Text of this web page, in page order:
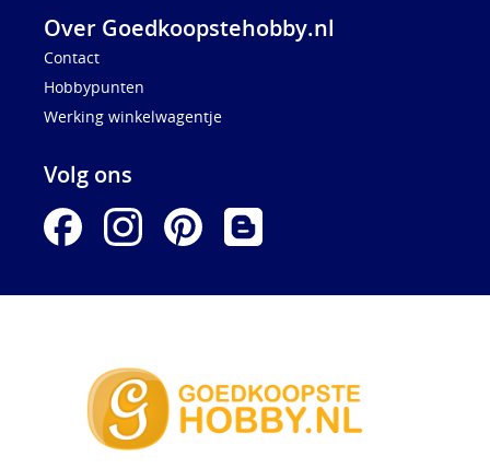
Over Goedkoopstehobby.nl
Contact
Hobbypunten
Werking winkelwagentje
Volg ons